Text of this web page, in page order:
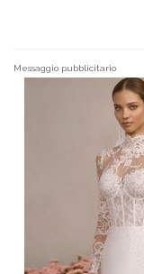
Messaggio pubblicitario